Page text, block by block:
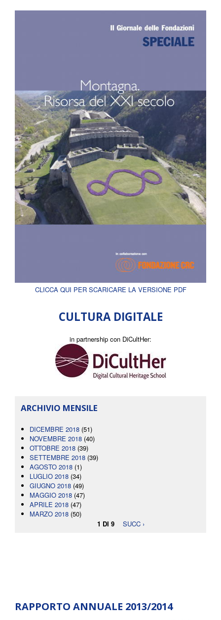
CLICCA QUI PER SCARICARE LA VERSIONE PDF
CULTURA DIGITALE
in partnership con DiCultHer:
ARCHIVIO MENSILE
DICEMBRE 2018 (51)
NOVEMBRE 2018 (40)
OTTOBRE 2018 (39)
SETTEMBRE 2018 (39)
AGOSTO 2018 (1)
LUGLIO 2018 (34)
GIUGNO 2018 (49)
MAGGIO 2018 (47)
APRILE 2018 (47)
MARZO 2018 (50)
1 DI 9
SUCC ›
RAPPORTO ANNUALE 2013/2014